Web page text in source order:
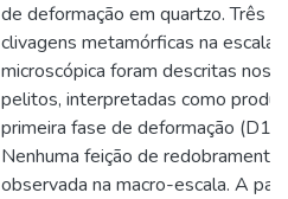
de deformação em quartzo. Três
clivagens metamórficas na escala
microscópica foram descritas nos
pelitos, interpretadas como
primeira fase de deformação (D1).
Nenhuma feição de redobramento
observada na macro-escala. A